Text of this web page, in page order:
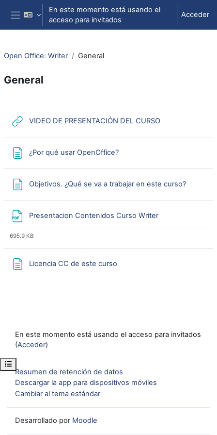
Salta al contenido principal
Panel lateral
En este momento está usando el
acceso para invitados
Acceder
Abrir índice del curso
Open Office: Writer General
General
VIDEO DE PRESENTACIÓN DEL CURSOURL
¿Por qué usar OpenOffice?Página
Objetivos. ¿Qué se va a trabajar en este curso?Página
Presentacion Contenidos Curso Writer
695.9 KB
Licencia CC de este curso
En este momento está usando el acceso para invitados
(Acceder)
Resumen de retención de datos
Descargar la app para dispositivos móviles
Cambiar al tema estándar
Desarrollado por Moodle